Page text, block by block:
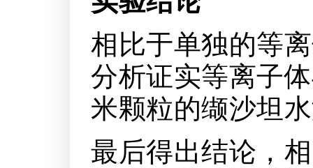
相比于单独的等
分析证实等离子
米颗粒的缬沙坦
最后得出结论，